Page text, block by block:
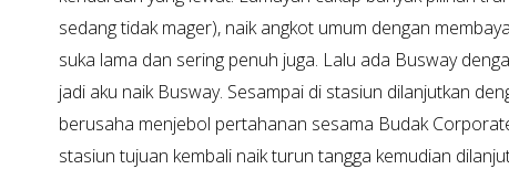
sedang tidak mager), naik angkot umum dengan
suka lama dan sering penuh juga. Lalu ada Busway
jadi aku naik Busway. Sesampai di stasiun dilanjutkan
berusaha menjebol pertahanan sesama Budak
stasiun tujuan kembali naik turun tangga kemudian